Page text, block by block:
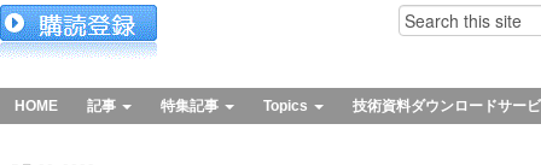
HOME 記事 特集記事 Topics 技術資料ダウンロードサー